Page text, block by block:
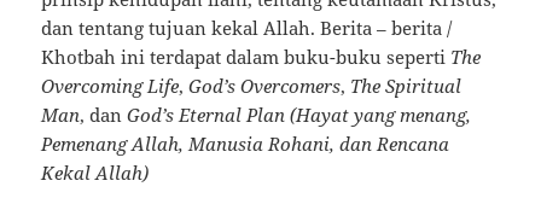
dan tentang tujuan kekal Allah. Berita – berita /
Khotbah ini terdapat dalam buku-buku seperti The
Overcoming Life,God’s Overcomers, The Spiritual
Man, danGod’s Eternal Plan (Hayat yang menang,
Pemenang Allah, Manusia Rohani, dan Rencana
Kekal Allah)